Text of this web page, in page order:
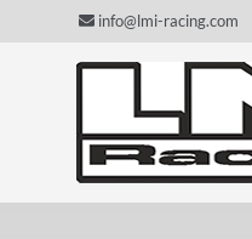
info@lmi-racing.com